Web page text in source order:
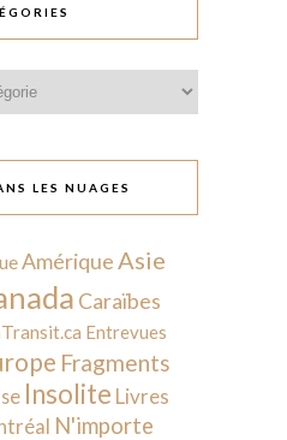
LES NUAGES
Amérique Asie
Caraïbes
Entrevues
Fragments
Insolite Livres
N'importe